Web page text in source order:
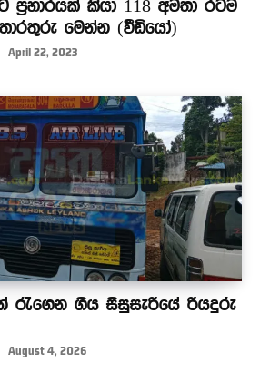
ප්‍රහාරයක් කියා 118 අමතා රටම
මෙන්න (වීඩියෝ)
April 22, 2023
රැගෙන ගිය සිසුසැරියේ රියදුරු
August 4, 2026